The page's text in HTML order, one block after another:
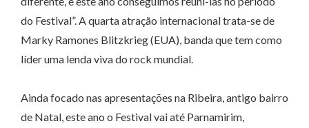
do Festival”. A quarta atração internacional trata-se de
Marky Ramones Blitzkrieg (EUA), banda que tem como
líder uma lenda viva do rock mundial.
Ainda focado nas apresentações na Ribeira, antigo bairro
de Natal, este ano o Festival vai até Parnamirim,